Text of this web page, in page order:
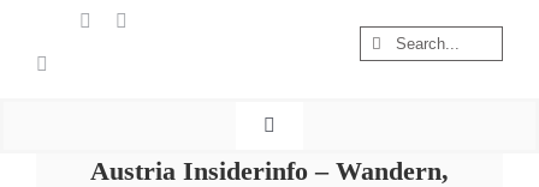
Suche
Toggle
Navigation
Austria Insiderinfo – Wandern,